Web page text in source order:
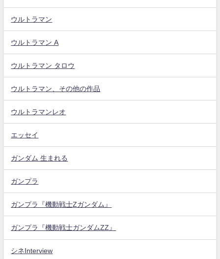
ウルトラマン
ウルトラマン A
ウルトラマン タロウ
ウルトラマン、その他の作品
ウルトラマンレオ
エッセイ
ガンダム 生まれる
ガンプラ
ガンプラ『機動戦士Zガンダム』
ガンプラ『機動戦士ガンダムZZ』
シネInterview